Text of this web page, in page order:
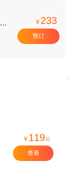
¥ 233
预订
¥ 119起
查看